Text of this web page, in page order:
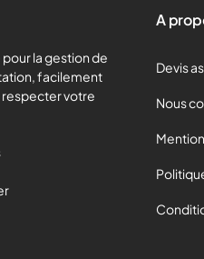
la gestion de
facilement
votre
A
Devis
Nous